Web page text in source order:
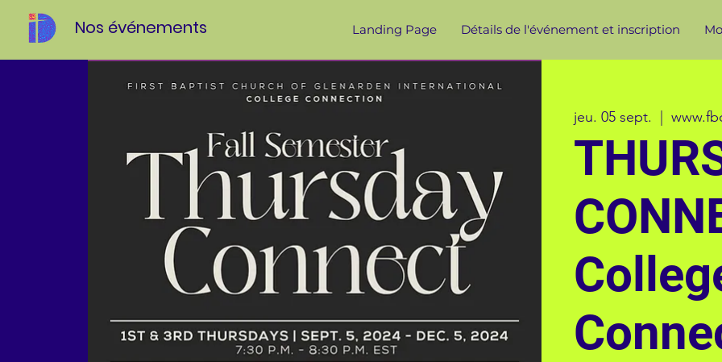
Nos événements Landing Page Détails de l'événement et inscription
jeu. 05 sept.